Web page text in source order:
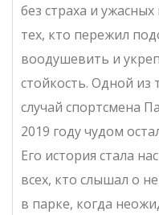
без страха и
тех, кто пережил
воодушевить и
стойкость. Одной из
случай спортсмена
2019 году чудом
Его история стала
всех, кто слышал о
в парке, когда